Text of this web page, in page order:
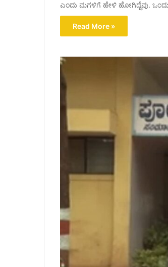
ಎಂದು ಮಗಳಿಗೆ ಹೇಳಿ ಹೋಗಿದ್ದೆವು.
Read More »